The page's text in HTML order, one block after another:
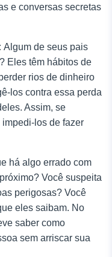
e conversas secretas
Algum de seus pais
Eles têm hábitos de
rios de dinheiro
los contra essa perda
Assim, se
los de fazer
há algo errado com
Você suspeita
perigosas? Você
eles saibam. No
saber como
sem arriscar sua